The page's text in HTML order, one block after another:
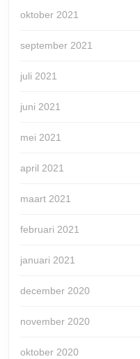
oktober 2021
september 2021
juli 2021
juni 2021
mei 2021
april 2021
maart 2021
februari 2021
januari 2021
december 2020
november 2020
oktober 2020